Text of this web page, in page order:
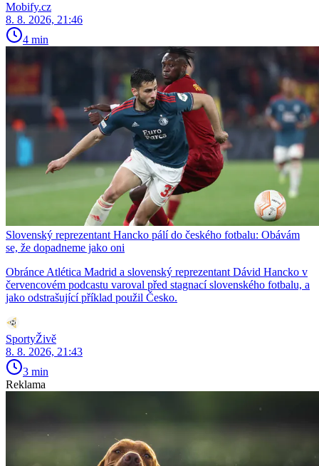
Mobify.cz
8. 8. 2026, 21:46
4 min
Slovenský reprezentant Hancko pálí do českého fotbalu: Obávám
se, že dopadneme jako oni
Obránce Atlética Madrid a slovenský reprezentant Dávid Hancko v
červencovém podcastu varoval před stagnací slovenského fotbalu, a
jako odstrašující příklad použil Česko.
SportyŽivě
8. 8. 2026, 21:43
3 min
Reklama